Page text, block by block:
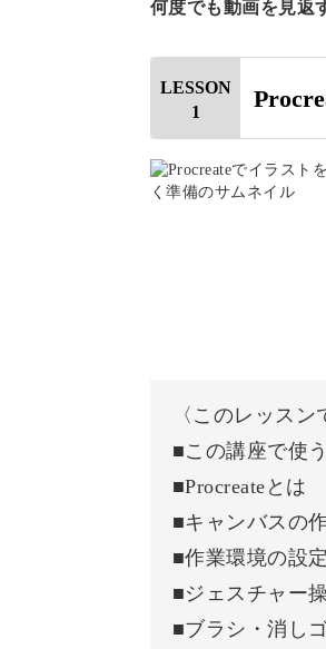
◎どこでも持ち運
◎ブラシも豊富で
思い立ったときに
何度でも動画を見返
LESSON
1
〈このレッスン
■この講座で使
■Procreateとは
■キャンバスの
■作業環境の設
■ジェスチャー
■ブラシ・消し